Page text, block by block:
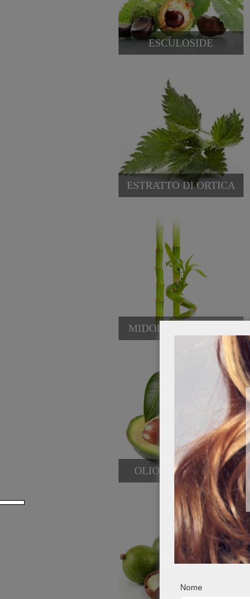
ESCULOSIDE
ESTRATTO DI ORTICA
MIDOLLO DI BAMBÙ
OLIO DI AVOCADO
Nome